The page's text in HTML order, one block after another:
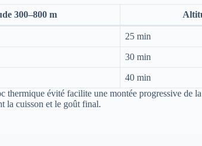
300–800 m
25 min
30 min
40 min
thermique évité facilite une montée progressive de
la cuisson et le goût final.